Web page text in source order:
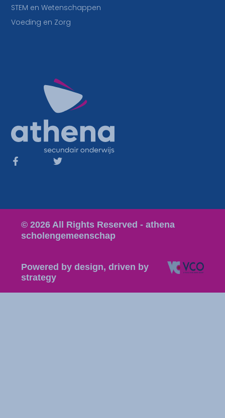
STEM en Wetenschappen
Voeding en Zorg
© 2026 All Rights Reserved - athena
scholengemeenschap
Powered by design, driven by
strategy